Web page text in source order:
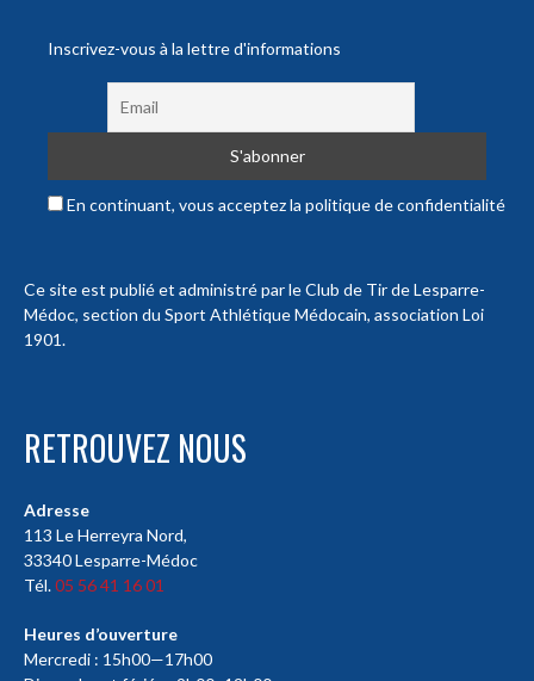
Inscrivez-vous à la lettre d'informations
En continuant, vous acceptez la politique de confidentialité
Ce site est publié et administré par le Club de Tir de Lesparre-
Médoc, section du Sport Athlétique Médocain, association Loi
1901.
RETROUVEZ NOUS
Adresse
113 Le Herreyra Nord,
33340 Lesparre-Médoc
Tél.05 56 41 16 01
Heures d’ouverture
Mercredi : 15h00—17h00